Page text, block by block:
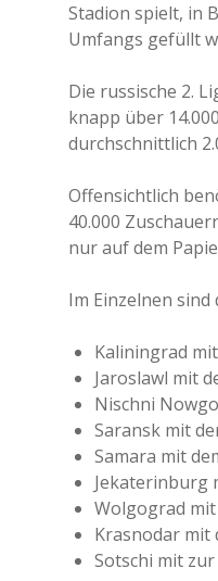
Stadion spielt, in
Umfangs gefüllt
Die russische 2.
knapp über
durchschnittlich
Offensichtlich
40.000
nur auf dem
Im Einzelnen
Kaliningrad
Jaroslawl mit
Nischni
Saransk mit
Samara mit
Jekaterinburg
Wolgograd
Krasnodar mit
Sotschi mit